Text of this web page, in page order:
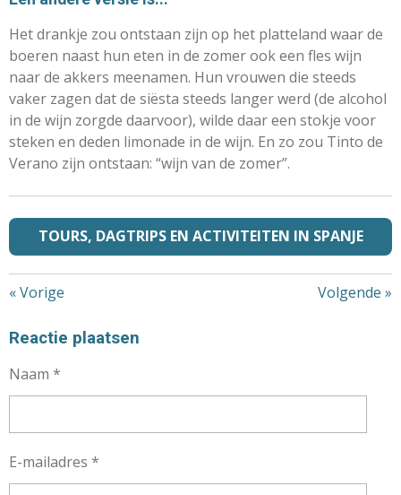
Het drankje zou ontstaan zijn op het platteland waar de
boeren naast hun eten in de zomer ook een fles wijn
naar de akkers meenamen. Hun vrouwen die steeds
vaker zagen dat de siësta steeds langer werd (de alcohol
in de wijn zorgde daarvoor), wilde daar een stokje voor
steken en deden limonade in de wijn. En zo zou Tinto de
Verano zijn ontstaan: “wijn van de zomer”.
TOURS, DAGTRIPS EN ACTIVITEITEN IN SPANJE
«Vorige Volgende »
Reactie plaatsen
Naam *
E-mailadres *